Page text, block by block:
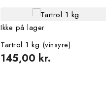
Ikke på lager
Tartrol 1 kg (vinsyre)
145,00 kr.